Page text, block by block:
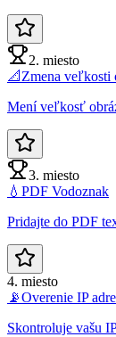
2. miesto
📐 Zmena veľkosti
Mení veľkosť
3. miesto
💧 PDF Vodoznak
Pridajte do PDF
4. miesto
📡Overenie IP
Skontroluje vašu